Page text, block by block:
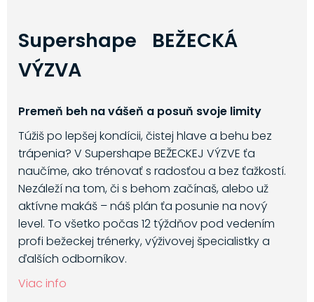
Supershape BEŽECKÁ
VÝZVA
Premeň beh na vášeň a posuň svoje limity
Túžiš po lepšej kondícii, čistej hlave a behu bez
trápenia? V Supershape BEŽECKEJ VÝZVE ťa
naučíme, ako trénovať s radosťou a bez ťažkostí.
Nezáleží na tom, či s behom začínaš, alebo už
aktívne makáš – náš plán ťa posunie na nový
level. To všetko počas 12 týždňov pod vedením
profi bežeckej trénerky, výživovej špecialistky a
ďalších odborníkov.
Viac info